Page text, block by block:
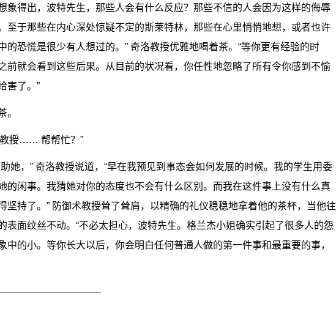
象得出，波特先生，那些人会有什么反应？那些不信的人会因为这样的侮辱
至于那些在内心深处惊疑不定的斯莱特林，那些在心里悄悄地想，或者也许
恐慌是很少有人想过的。” 奇洛教授优雅地喝着茶。“等你更有经验的时
前就会看到这些后果。从目前的状况看，你任性地忽略了所有令你感到不愉
害了。”
。
授…… 帮帮忙？”
她，” 奇洛教授说道，“早在我预见到事态会如何发展的时候。我的学生用委
的闲事。我猜她对你的态度也不会有什么区别。而我在这件事上没有什么真
坚持了。” 防御术教授耸了耸肩，以精确的礼仪稳稳地拿着他的茶杯，当他往
表面纹丝不动。“不必太担心，波特先生。格兰杰小姐确实引起了很多人的怨
中的小。等你长大以后，你会明白任何普通人做的第一件事和最重要的事，